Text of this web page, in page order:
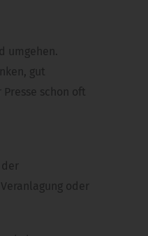
umgehen.
gut
schon oft
oder